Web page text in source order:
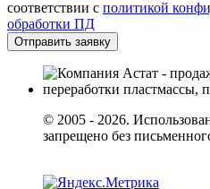
соответствии с политикой
обработки ПД
соответствии с политикой
обработки ПД
© 2005 - 2026.
запрещено без